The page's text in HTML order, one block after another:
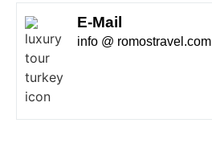
E-Mail
info @ romostravel.com